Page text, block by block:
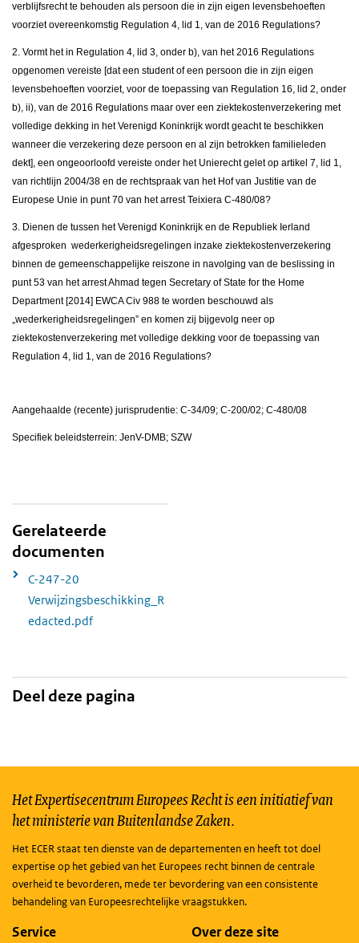
verblijfsrecht te behouden als persoon die in zijn eigen levensbehoeften
voorziet overeenkomstig Regulation 4, lid 1, van de 2016 Regulations?
2. Vormt het in Regulation 4, lid 3, onder b), van het 2016 Regulations
opgenomen vereiste [dat een student of een persoon die in zijn eigen
levensbehoeften voorziet, voor de toepassing van Regulation 16, lid 2, onder
b), ii), van de 2016 Regulations maar over een ziektekostenverzekering met
volledige dekking in het Verenigd Koninkrijk wordt geacht te beschikken
wanneer die verzekering deze persoon en al zijn betrokken familieleden
dekt], een ongeoorloofd vereiste onder het Unierecht gelet op artikel 7, lid 1,
van richtlijn 2004/38 en de rechtspraak van het Hof van Justitie van de
Europese Unie in punt 70 van het arrest Teixiera C-480/08?
3. Dienen de tussen het Verenigd Koninkrijk en de Republiek Ierland
afgesproken wederkerigheidsregelingen inzake ziektekostenverzekering
binnen de gemeenschappelijke reiszone in navolging van de beslissing in
punt 53 van het arrest Ahmad tegen Secretary of State for the Home
Department [2014] EWCA Civ 988 te worden beschouwd als
„wederkerigheidsregelingen” en komen zij bijgevolg neer op
ziektekostenverzekering met volledige dekking voor de toepassing van
Regulation 4, lid 1, van de 2016 Regulations?
Aangehaalde (recente) jurisprudentie: C-34/09; C-200/02; C-480/08
Specifiek beleidsterrein: JenV-DMB; SZW
Gerelateerde
documenten
C-247-20
Verwijzingsbeschikking_R
edacted.pdf
Deel deze pagina
Het Expertisecentrum Europees Recht is een initiatief van
het ministerie van Buitenlandse Zaken.
Het ECER staat ten dienste van de departementen en heeft tot doel
expertise op het gebied van het Europees recht binnen de centrale
overheid te bevorderen, mede ter bevordering van een consistente
behandeling van Europeesrechtelijke vraagstukken.
Service Over deze site